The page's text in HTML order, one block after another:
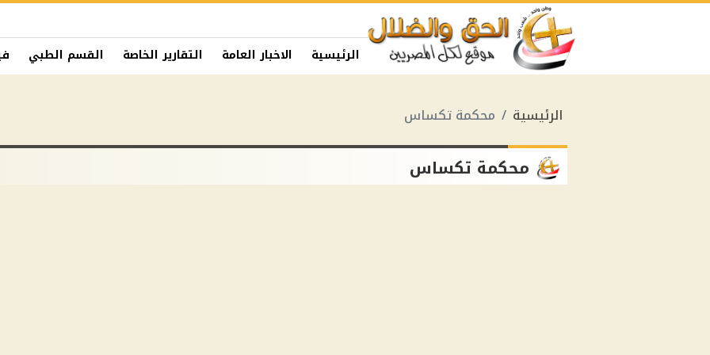
الرئيسية الاخبار العامة التقارير الخاصة القسم الطبي
الرئيسية محكمة تكساس
محكمة تكساس